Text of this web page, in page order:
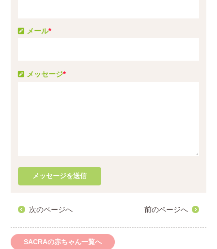
メッセージ*
メール*
次のページへ 前のページへ
SACRAの赤ちゃん一覧へ